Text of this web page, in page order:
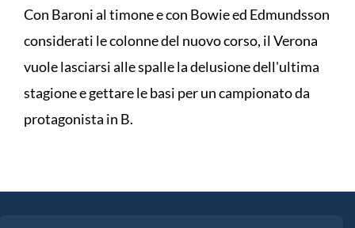
Con Baroni al timone e con Bowie ed Edmundsson
considerati le colonne del nuovo corso, il Verona
vuole lasciarsi alle spalle la delusione dell'ultima
stagione e gettare le basi per un campionato da
protagonista in B.